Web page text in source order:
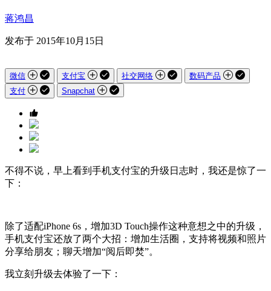
蒋鸿昌
发布于 2015年10月15日
微信 支付宝 社交网络
数码产品
支付
Snapchat
不得不说，早上看到手机支付宝的升级日志时，我还是惊了一
下：
除了适配iPhone 6s，增加3D Touch操作这种意想之中的升级，
手机支付宝还放了两个大招：增加生活圈，支持将视频和照片
分享给朋友；聊天增加“阅后即焚”。
我立刻升级去体验了一下：